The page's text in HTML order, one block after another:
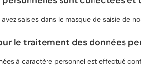
saisies dans le masque de saisie de
le traitement des données
à caractère personnel est effectué